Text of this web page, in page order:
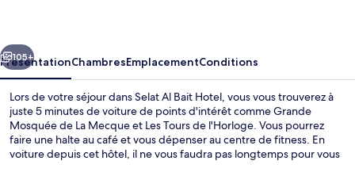
Suivant
105+
PrésentationChambresEmplacementConditions
Lors de votre séjour dans Selat Al Bait Hotel, vous vous trouverez à
juste 5 minutes de voiture de points d'intérêt comme Grande
Mosquée de La Mecque et Les Tours de l'Horloge. Vous pourrez
faire une halte au café et vous dépenser au centre de fitness. En
voiture depuis cet hôtel, il ne vous faudra pas longtemps pour vous